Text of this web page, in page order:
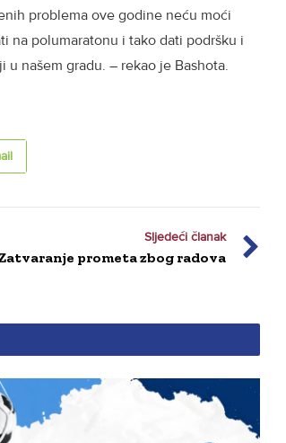
problema ove godine neću moći
polumaratonu i tako dati podršku i
našem gradu. – rekao je Bashota.
Sljedeći članak
prometa zbog radova